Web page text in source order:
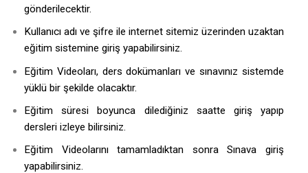
gönderilecektir.
Kullanıcı adı ve şifre ile internet sitemiz üzerinden uzaktan
eğitim sistemine giriş yapabilirsiniz.
Eğitim Videoları, ders dokümanları ve sınavınız sistemde
yüklü bir şekilde olacaktır.
Eğitim süresi boyunca dilediğiniz saatte giriş yapıp
dersleri izleye bilirsiniz.
Eğitim Videolarını tamamladıktan sonra Sınava giriş
yapabilirsiniz.